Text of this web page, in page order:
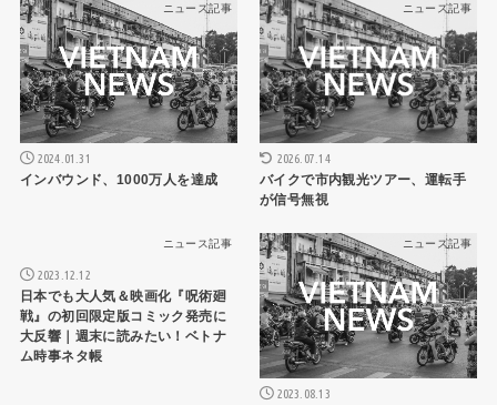
ニュース記事
2024.01.31
インバウンド、1000万人を達成
ニュース記事
2026.07.14
バイクで市内観光ツアー、運転手
が信号無視
ニュース記事
2023.12.12
日本でも大人気＆映画化『呪術廻
戦』の初回限定版コミック発売に
大反響｜週末に読みたい！ベトナ
ム時事ネタ帳
ニュース記事
2023.08.13